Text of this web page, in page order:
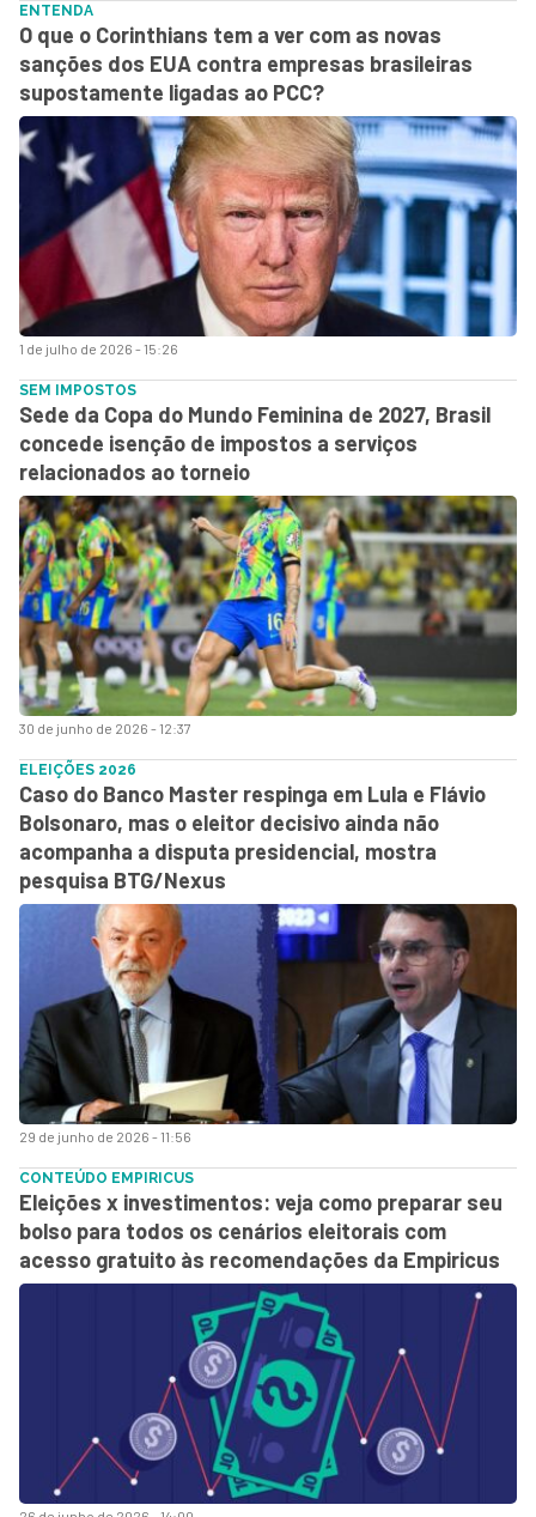
1 de julho de 2026 - 15:26
ENTENDA
O que o Corinthians tem a ver com as novas
sanções dos EUA contra empresas brasileiras
supostamente ligadas ao PCC?
30 de junho de 2026 - 12:37
SEM IMPOSTOS
Sede da Copa do Mundo Feminina de 2027, Brasil
concede isenção de impostos a serviços
relacionados ao torneio
29 de junho de 2026 - 11:56
ELEIÇÕES 2026
Caso do Banco Master respinga em Lula e Flávio
Bolsonaro, mas o eleitor decisivo ainda não
acompanha a disputa presidencial, mostra
pesquisa BTG/Nexus
CONTEÚDO EMPIRICUS
Eleições x investimentos: veja como preparar seu
bolso para todos os cenários eleitorais com
acesso gratuito às recomendações da Empiricus